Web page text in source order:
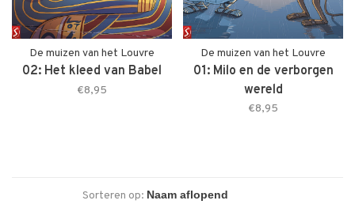
De muizen van het Louvre
02: Het kleed van Babel
€8,95
De muizen van het Louvre
01: Milo en de verborgen
wereld
€8,95
Sorteren op: